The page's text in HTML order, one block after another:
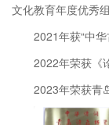
文化教育年度优秀
2021年获“中
2022年荣获《
2023年荣获青